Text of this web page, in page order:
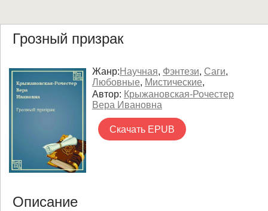
Грозный призрак
Жанр:Научная, Фэнтези, Саги,
Любовные, Мистические,
Автор: Крыжановская-Рочестер
Вера Ивановна
Скачать EPUB
Описание